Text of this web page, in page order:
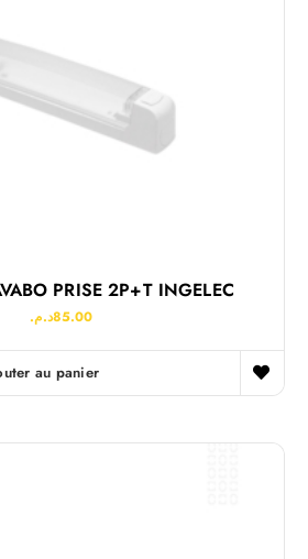
PRISE 2P+T INGELEC
85.00د.م.
au panier